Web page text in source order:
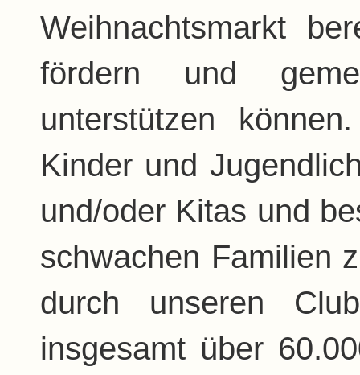
Weihnachtsmarkt
fördern und
unterstützen
Kinder und
und/oder Kitas und
schwachen Familien
durch unseren
insgesamt über